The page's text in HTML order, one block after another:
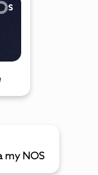
my NOS